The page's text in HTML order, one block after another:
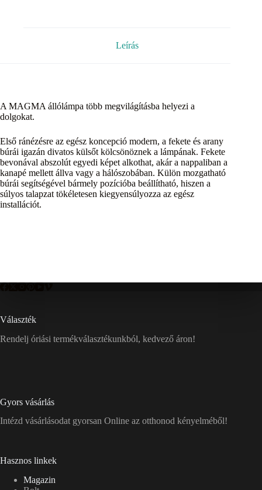
Leírás
A MAGMA állólámpa több megvilágításba helyezi a
dolgokat.
Első ránézésre az egész koncepció modern, a fekete és arany
búrái igazán divatos külsőt kölcsönöznek a lámpának. Fekete
bevonával abszolút egyedi képet alkothat, akár a nappaliban a
kanapé mellett állva vagy a hálószobában. Külön mozgatható
búrái segítségével bármely pozícióba beállítható, hiszen a
súlyos talapzat tökéletesen kiegyensúlyozza az egész
installációt.
Választék
Rendelj óriási termékválasztékunkból, kedvező áron!
Gyors vásárlás
Intézd vásárlásodat gyorsan Online az otthonod kényelméből!
Hasznos linkek
Magazin